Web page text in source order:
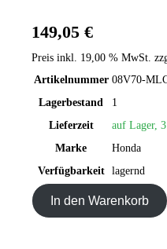
149,05 €
Preis inkl. 19,00 % MwSt.
Artikelnummer 08V70-
Lagerbestand
1
Lieferzeit
auf Lager,
Marke
Honda
Verfügbarkeit
lagernd
In den Warenkorb